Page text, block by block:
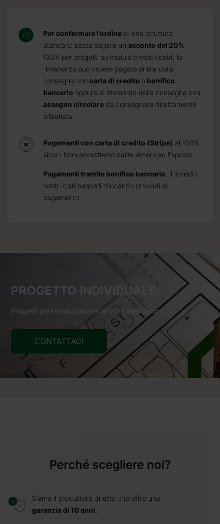
Per confermare l’ordine di una struttura
standard basta pagare un acconto del 20%
(30% per progetti su misura o modificati), la
rimanenza può essere pagata prima della
consegna con carta di credito o bonifico
bancario oppure al momento della consegna con
assegno circolare da consegnare direttamente
all’autista.
Pagamenti con carta di credito (Stripe) al 100%
sicuri. Non accettiamo carte American Express.
Pagamenti tramite bonifico bancario . Troverà i
nostri dati bancari cliccando procedi al
pagamento.
PROGETTO INDIVIDUALE
Progetti personalizzati per le vostre esigenze
CONTATTACI
Perché scegliere noi?
Siamo il produttore diretto che offre una
garanzia di 10 anni